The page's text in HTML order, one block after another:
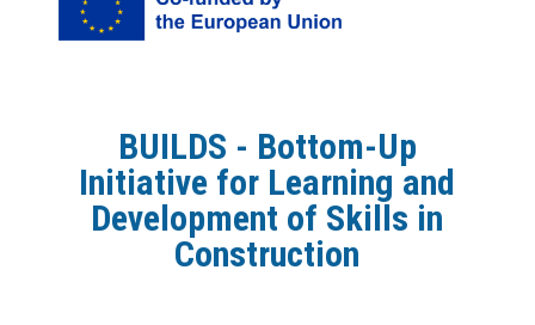
BUILDS - Bottom-Up
Initiative for Learning and
Development of Skills in
Construction